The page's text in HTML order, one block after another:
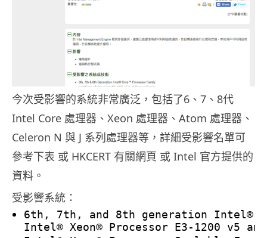
今次受影響的系統非常廣泛，包括了6、7、8代
Intel Core 處理器、Xeon 處理器、Atom 處理器、
Celeron N 與 J 系列處理器等，詳細受影響名單可
參考下表 或 HKCERT 有關網頁 或 Intel 官方提供的
資料。
受影響系統：
6th, 7th, and 8th generation Intel®
Intel® Xeon® Processor E3-1200 v5